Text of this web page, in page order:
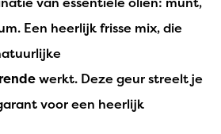
Een heerlijk frisse mix, die
werkt. Deze geur streelt je
voor een heerlijk